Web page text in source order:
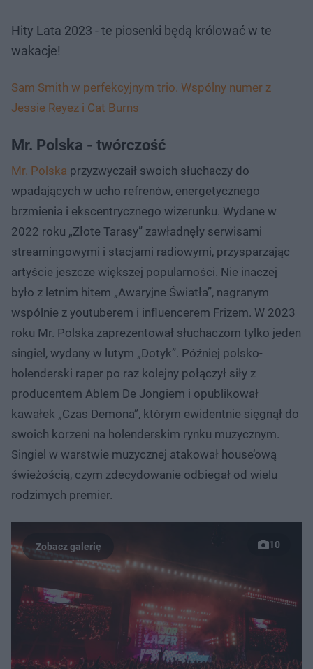
Hity Lata 2023 - te piosenki będą królować w te
wakacje!
Sam Smith w perfekcyjnym trio. Wspólny numer z
Jessie Reyez i Cat Burns
Mr. Polska - twórczość
Mr. Polska przyzwyczaił swoich słuchaczy do
wpadających w ucho refrenów, energetycznego
brzmienia i ekscentrycznego wizerunku. Wydane w
2022 roku „Złote Tarasy” zawładnęły serwisami
streamingowymi i stacjami radiowymi, przysparzając
artyście jeszcze większej popularności. Nie inaczej
było z letnim hitem „Awaryjne Światła”, nagranym
wspólnie z youtuberem i influencerem Frizem. W 2023
roku Mr. Polska zaprezentował słuchaczom tylko jeden
singiel, wydany w lutym „Dotyk”. Później polsko-
holenderski raper po raz kolejny połączył siły z
producentem Ablem De Jongiem i opublikował
kawałek „Czas Demona”, którym ewidentnie sięgnął do
swoich korzeni na holenderskim rynku muzycznym.
Singiel w warstwie muzycznej atakował house’ową
świeżością, czym zdecydowanie odbiegał od wielu
rodzimych premier.
10